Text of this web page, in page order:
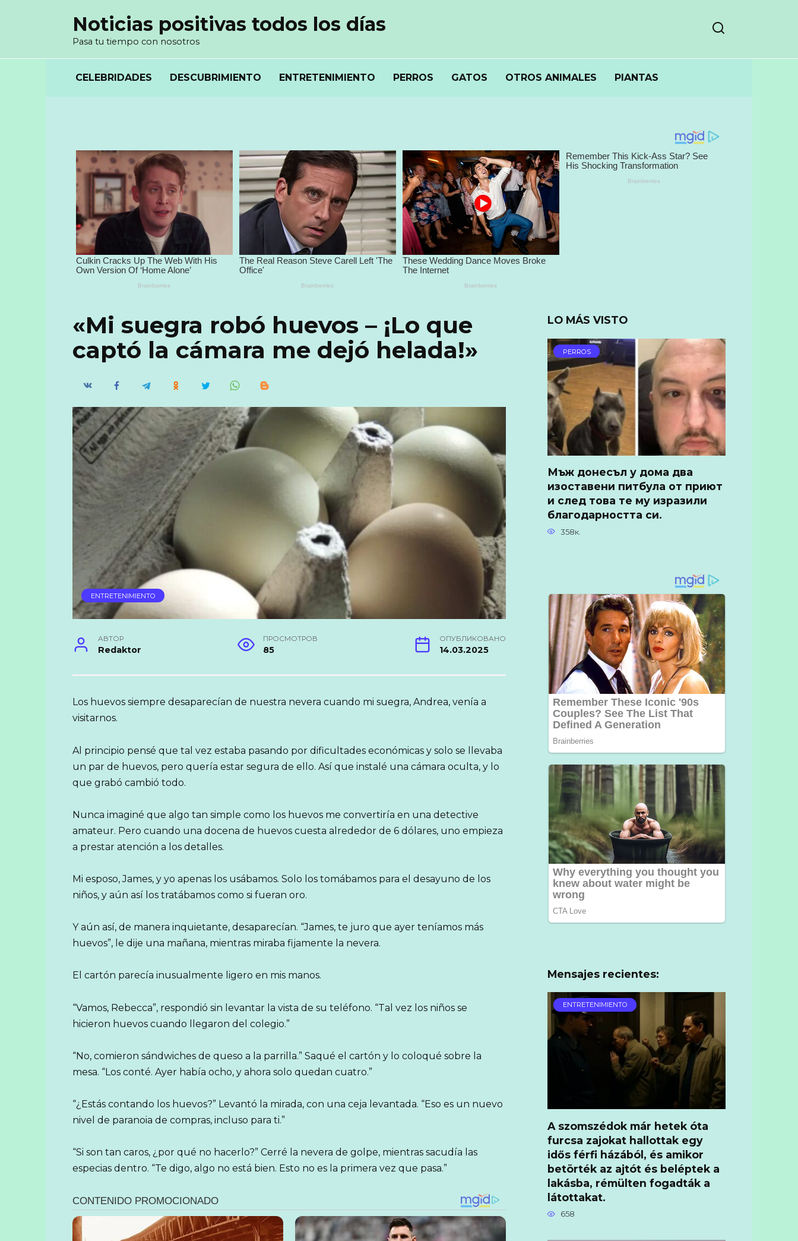
Noticias positivas todos los días
Pasa tu tiempo con nosotros
CELEBRIDADES DESCUBRIMIENTO ENTRETENIMIENTO PERROS GATOS OTROS ANIMALES PIANTAS
«Mi suegra robó huevos – ¡Lo que
captó la cámara me dejó helada!»
ENTRETENIMIENTO
АВТОР
Redaktor
ПРОСМОТРОВ
85
ОПУБЛИКОВАНО
14.03.2025
Los huevos siempre desaparecían de nuestra nevera cuando mi suegra, Andrea, venía a
visitarnos.
Al principio pensé que tal vez estaba pasando por dificultades económicas y solo se llevaba
un par de huevos, pero quería estar segura de ello. Así que instalé una cámara oculta, y lo
que grabó cambió todo.
Nunca imaginé que algo tan simple como los huevos me convertiría en una detective
amateur. Pero cuando una docena de huevos cuesta alrededor de 6 dólares, uno empieza
a prestar atención a los detalles.
Mi esposo, James, y yo apenas los usábamos. Solo los tomábamos para el desayuno de los
niños, y aún así los tratábamos como si fueran oro.
Y aún así, de manera inquietante, desaparecían. “James, te juro que ayer teníamos más
huevos”, le dije una mañana, mientras miraba fijamente la nevera.
El cartón parecía inusualmente ligero en mis manos.
“Vamos, Rebecca”, respondió sin levantar la vista de su teléfono. “Tal vez los niños se
hicieron huevos cuando llegaron del colegio.”
“No, comieron sándwiches de queso a la parrilla.” Saqué el cartón y lo coloqué sobre la
mesa. “Los conté. Ayer había ocho, y ahora solo quedan cuatro.”
“¿Estás contando los huevos?” Levantó la mirada, con una ceja levantada. “Eso es un nuevo
nivel de paranoia de compras, incluso para ti.”
“Si son tan caros, ¿por qué no hacerlo?” Cerré la nevera de golpe, mientras sacudía las
especias dentro. “Te digo, algo no está bien. Esto no es la primera vez que pasa.”
LO MÁS VISTO
PERROS
Мъж донесъл у дома два
изоставени питбула от приют
и след това те му изразили
благодарността си.
358к.
Mensajes recientes:
ENTRETENIMIENTO
A szomszédok már hetek óta
furcsa zajokat hallottak egy
idős férfi házából, és amikor
betörték az ajtót és beléptek a
lakásba, rémülten fogadták a
látottakat.
658